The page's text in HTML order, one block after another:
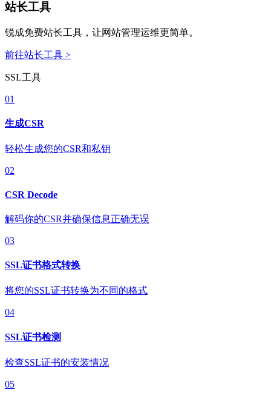
站长工具
锐成免费站长工具，让网站管理运维更简单。
前往站长工具 >
SSL工具
01
生成CSR
轻松生成您的CSR和私钥
02
CSR Decode
解码你的CSR并确保信息正确无误
03
SSL证书格式转换
将您的SSL证书转换为不同的格式
04
SSL证书检测
检查SSL证书的安装情况
05